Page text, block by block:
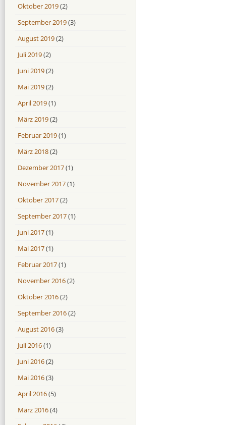
Oktober 2019(2)
September 2019(3)
August 2019(2)
Juli 2019(2)
Juni 2019(2)
Mai 2019(2)
April 2019(1)
März 2019(2)
Februar 2019(1)
März 2018(2)
Dezember 2017(1)
November 2017(1)
Oktober 2017(2)
September 2017(1)
Juni 2017(1)
Mai 2017(1)
Februar 2017(1)
November 2016(2)
Oktober 2016(2)
September 2016(2)
August 2016(3)
Juli 2016(1)
Juni 2016(2)
Mai 2016(3)
April 2016(5)
März 2016(4)